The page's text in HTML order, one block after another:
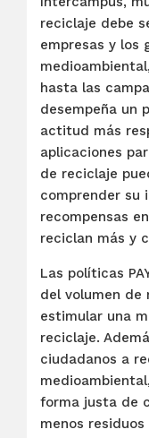
reciclaje debe
empresas y los
hasta las
desempeña un
actitud más
aplicaciones
de reciclaje
comprender su
recompensas
reciclan más y
Las políticas
del volumen de
estimular una
reciclaje.
ciudadanos a
forma justa de
menos residuos